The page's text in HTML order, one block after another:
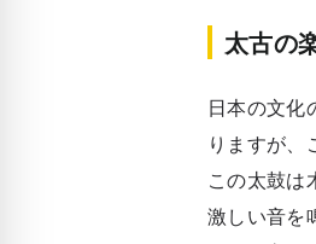
太古の
日本の文化
りますが、
この太鼓は
激しい音を